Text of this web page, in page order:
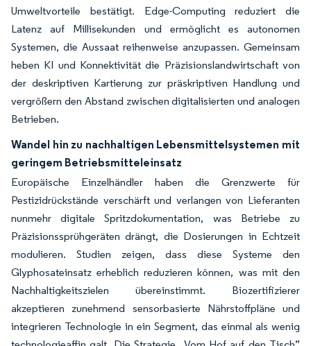
Umweltvorteile bestätigt. Edge-Computing reduziert die
Latenz auf Millisekunden und ermöglicht es autonomen
Systemen, die Aussaat reihenweise anzupassen. Gemeinsam
heben KI und Konnektivität die Präzisionslandwirtschaft von
der deskriptiven Kartierung zur präskriptiven Handlung und
vergrößern den Abstand zwischen digitalisierten und analogen
Betrieben.
Wandel hin zu nachhaltigen Lebensmittelsystemen mit
geringem Betriebsmitteleinsatz
Europäische Einzelhändler haben die Grenzwerte für
Pestizidrückstände verschärft und verlangen von Lieferanten
nunmehr digitale Spritzdokumentation, was Betriebe zu
Präzisionssprühgeräten drängt, die Dosierungen in Echtzeit
modulieren. Studien zeigen, dass diese Systeme den
Glyphosateinsatz erheblich reduzieren können, was mit den
Nachhaltigkeitszielen übereinstimmt. Biozertifizierer
akzeptieren zunehmend sensorbasierte Nährstoffpläne und
integrieren Technologie in ein Segment, das einmal als wenig